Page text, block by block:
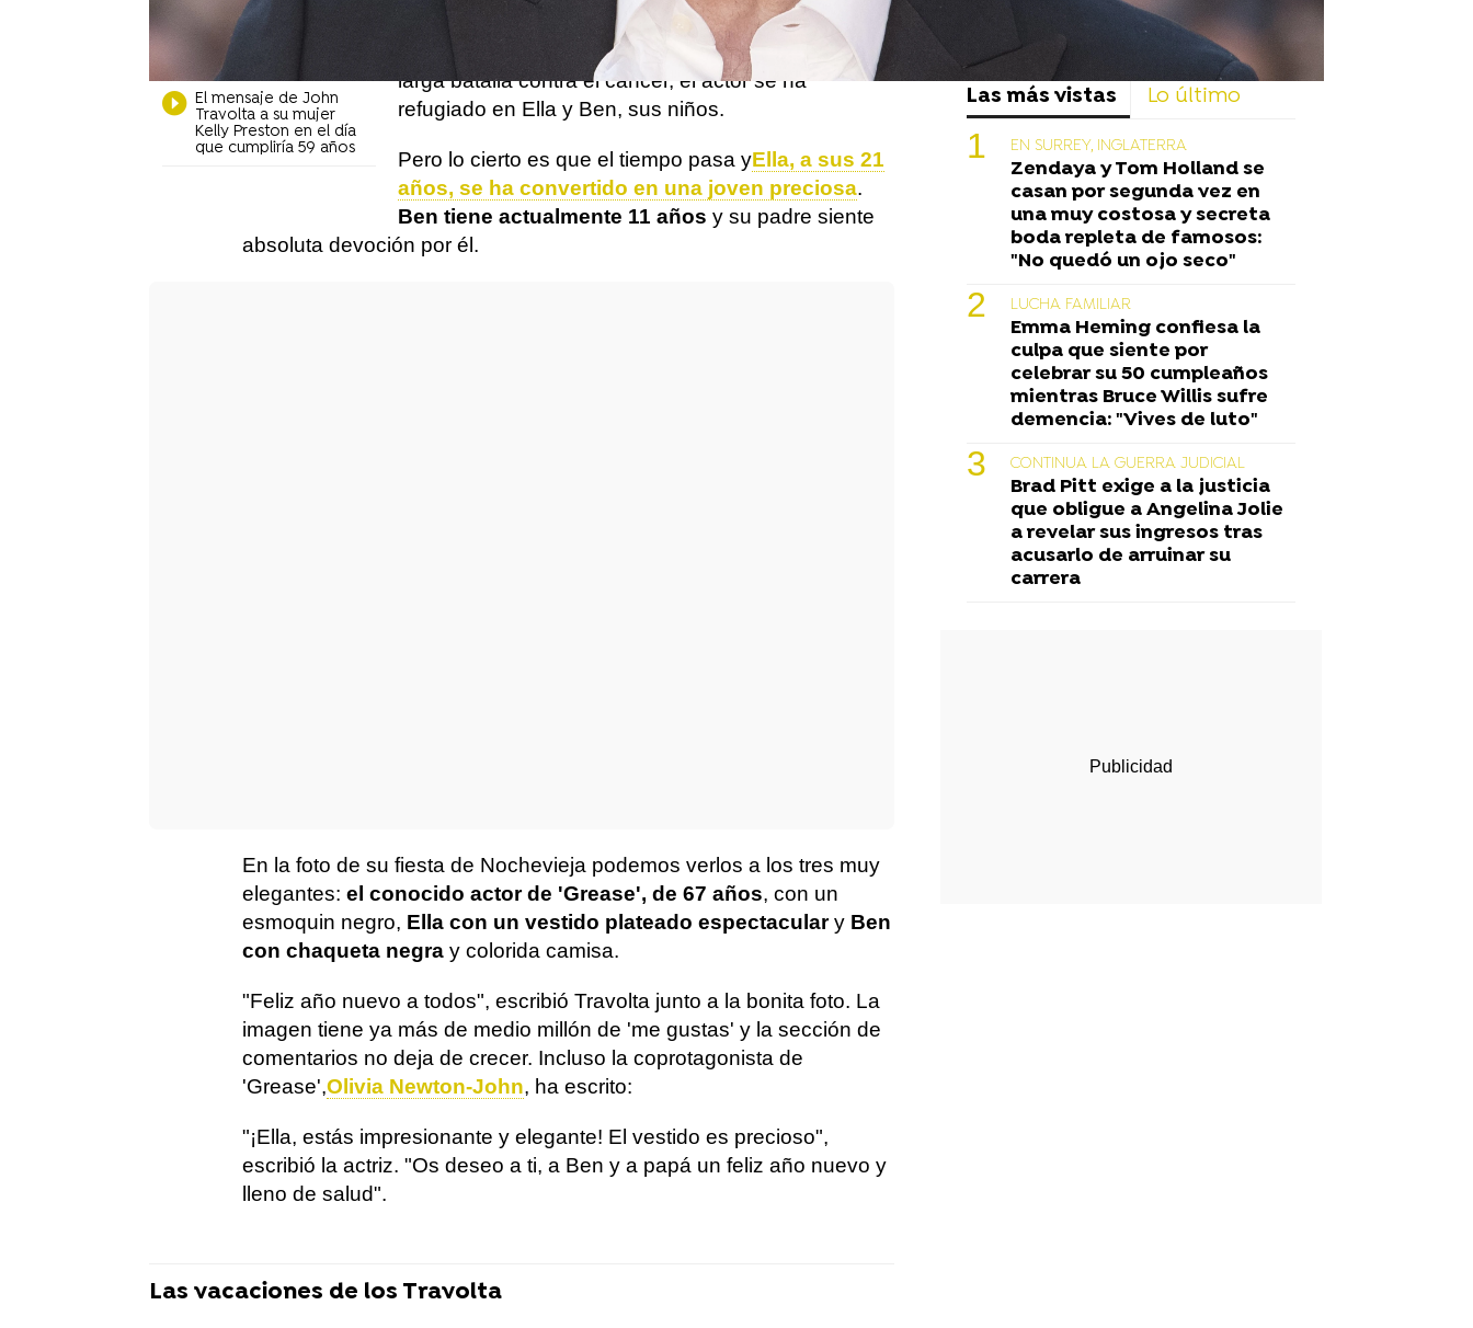
John Travolta
('Grease') tras la
muerte de su mujer
Kelly Preston
El mensaje de John
Travolta a su mujer
Kelly Preston en el día
que cumpliría 59 años
enfrentarse a la durísima pérdida de Kelly Preston,
mujer de John y madre de sus dos hijos, tras una
larga batalla contra el cáncer, el actor se ha
refugiado en Ella y Ben, sus niños.
Pero lo cierto es que el tiempo pasa yElla, a sus 21
años, se ha convertido en una joven preciosa.
Ben tiene actualmente 11 años y su padre siente
absoluta devoción por él.
En la foto de su fiesta de Nochevieja podemos verlos a los tres muy
elegantes: el conocido actor de 'Grease', de 67 años, con un
esmoquin negro, Ella con un vestido plateado espectaculary Ben
con chaqueta negra y colorida camisa.
"Feliz año nuevo a todos", escribió Travolta junto a la bonita foto. La
imagen tiene ya más de medio millón de 'me gustas' y la sección de
comentarios no deja de crecer. Incluso la coprotagonista de
'Grease',Olivia Newton-John, ha escrito:
"¡Ella, estás impresionante y elegante! El vestido es precioso",
escribió la actriz. "Os deseo a ti, a Ben y a papá un feliz año nuevo y
lleno de salud".
Las vacaciones de los Travolta
Las más vistas Lo último
EN SURREY, INGLATERRA
Zendaya y Tom Holland se
casan por segunda vez en
una muy costosa y secreta
boda repleta de famosos:
"No quedó un ojo seco"
LUCHA FAMILIAR
Emma Heming confiesa la
culpa que siente por
celebrar su 50 cumpleaños
mientras Bruce Willis sufre
demencia: "Vives de luto"
CONTINUA LA GUERRA JUDICIAL
Brad Pitt exige a la justicia
que obligue a Angelina Jolie
a revelar sus ingresos tras
acusarlo de arruinar su
carrera